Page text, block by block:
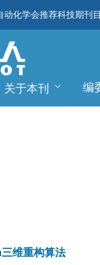
动化学会推荐科技期刊
关于本刊 编
维重构算法